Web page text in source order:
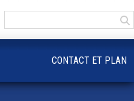
CONTACT ET PLAN